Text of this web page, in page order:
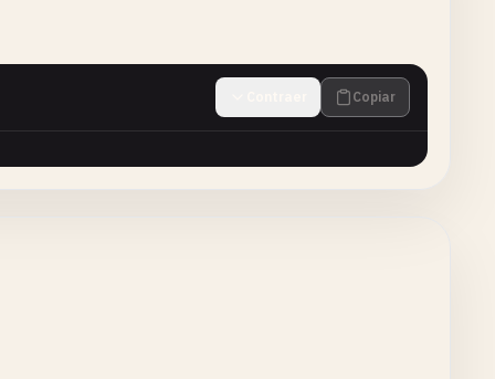
Copiar